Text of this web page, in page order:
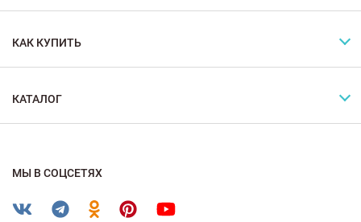
КАК КУПИТЬ
КАТАЛОГ
МЫ В СОЦСЕТЯХ